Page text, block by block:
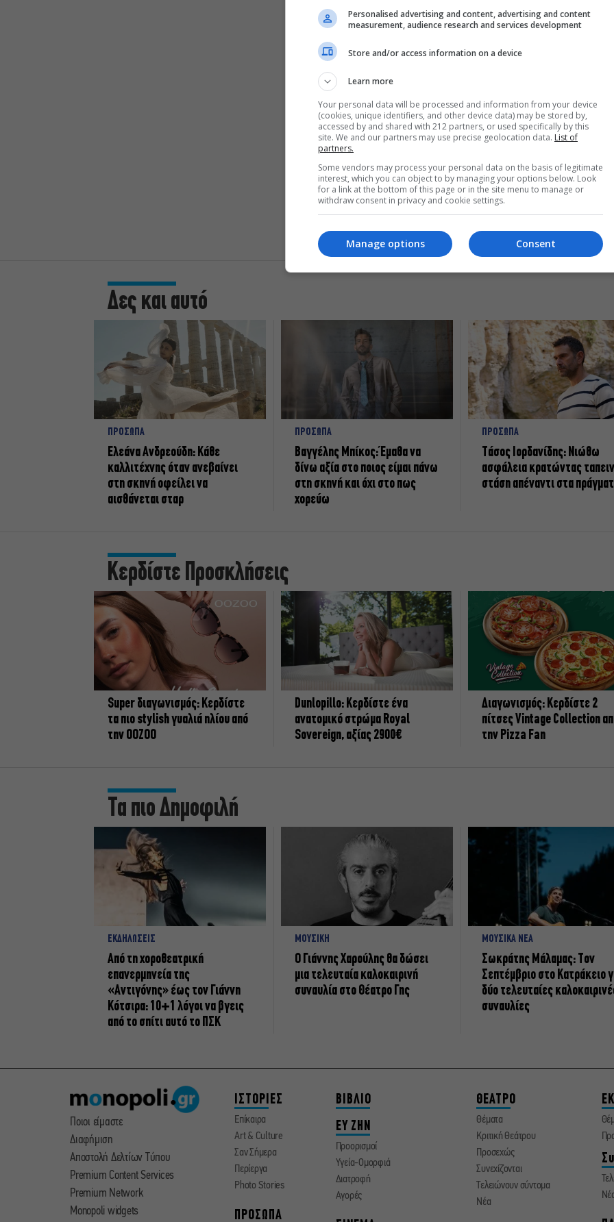
Δες και αυτό
ΠΡΟΣΩΠΑ
Ελεάνα Ανδρεούδη: Κάθε
καλλιτέχνης όταν ανεβαίνει
στη σκηνή οφείλει να
αισθάνεται σταρ
ΠΡΟΣΩΠΑ
Βαγγέλης Μπίκος: Έμαθα να
δίνω αξία στο ποιος είμαι πάνω
στη σκηνή και όχι στο πως
χορεύω
ΠΡΟΣΩΠΑ
Tάσος Ιορδανίδης: Νιώθω
ασφάλεια κρατώντας
στάση απέναντι στα
Κερδίστε Προσκλήσεις
Super διαγωνισμός: Κερδίστε
τα πιο stylish γυαλιά ηλίου από
την OOZOO
Dunlopillo: Κερδίστε ένα
ανατομικό στρώμα Royal
Sovereign, αξίας 2900€
Διαγωνισμός: Κερδίστε 2
πίτσες Vintage Collection
την Pizza Fan
Τα πιο Δημοφιλή
ΕΚΔΗΛΩΣΕΙΣ
Από τη χοροθεατρική
επανερμηνεία της
«Αντιγόνης» έως τον Γιάννη
Κότσιρα: 10+1 λόγοι να βγεις
από το σπίτι αυτό το ΠΣΚ
ΜΟΥΣΙΚΗ
Ο Γιάννης Χαρούλης θα δώσει
μια τελευταία καλοκαιρινή
συναυλία στο Θέατρο Γης
ΜΟΥΣΙΚΑ ΝΕΑ
Σωκράτης Μάλαμας: Τον
Σεπτέμβριο στο Κατράκειο
δύο τελευταίες
συναυλίες
Ποιοι είμαστε
Διαφήμιση
Αποστολή Δελτίων Τύπου
Premium Content Services
Premium Network
Monopoli widgets
ΙΣΤΟΡΙΕΣ
Επίκαιρα
Art & Culture
Σαν Σήμερα
Περίεργα
Photo Stories
ΠΡΟΣΩΠΑ
ΒΙΒΛΙΟ
ΕΥ ΖΗΝ
Προορισμοί
Υγεία-Ομορφιά
Διατροφή
Αγορές
ΘΕΑΤΡΟ
Θέματα
Κριτική Θεάτρου
Προσεχώς
Συνεχίζονται
Τελειώνουν σύντομα
Νέα
Personalised advertising and content, advertising and content
measurement, audience research and services development
Store and/or access information on a device
Learn more
Your personal data will be processed and information from your device
(cookies, unique identifiers, and other device data) may be stored by,
accessed by and shared with 212 partners, or used specifically by this
site. We and our partners may use precise geolocation data. List of
partners.
Some vendors may process your personal data on the basis of legitimate
interest, which you can object to by managing your options below. Look
for a link at the bottom of this page or in the site menu to manage or
withdraw consent in privacy and cookie settings.
Consent
Manage options